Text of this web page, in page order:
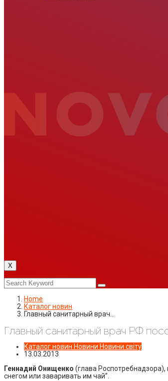
X
Home
Каталог новин
Главный санитарный врач…
Главный санитарный врач РФ
Каталог новин Новини Новини світу
13.03.2013
Геннадий Онищенко (глава
снегом или заваривать им чай”.